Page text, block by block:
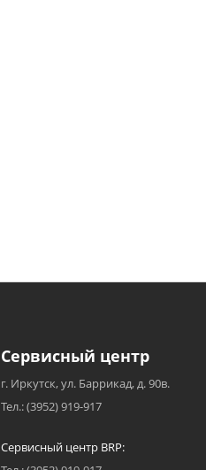
Сервисный центр
г. Иркутск, ул. Баррикад, д. 90в.
Тел.: (3952) 919-917
Сервисный центр BRP: